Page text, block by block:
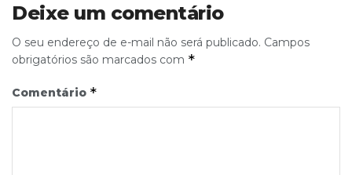
Deixe um comentário
O seu endereço de e-mail não será publicado. Campos
obrigatórios são marcados com *
Comentário *